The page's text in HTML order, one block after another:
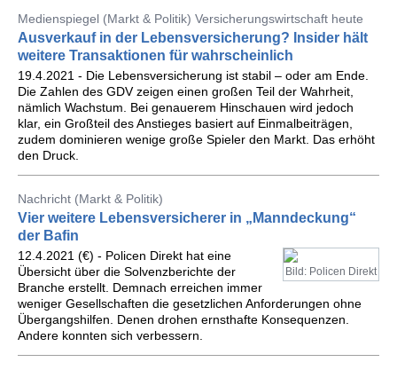
Medienspiegel (Markt & Politik) Versicherungswirtschaft heute
Ausverkauf in der Lebensversicherung? Insider hält
weitere Transaktionen für wahrscheinlich
19.4.2021 - Die Lebensversicherung ist stabil – oder am Ende.
Die Zahlen des GDV zeigen einen großen Teil der Wahrheit,
nämlich Wachstum. Bei genauerem Hinschauen wird jedoch
klar, ein Großteil des Anstieges basiert auf Einmalbeiträgen,
zudem dominieren wenige große Spieler den Markt. Das erhöht
den Druck.
Nachricht (Markt & Politik)
Vier weitere Lebensversicherer in „Manndeckung“
der Bafin
Bild: Policen Direkt
12.4.2021 (€) - Policen Direkt hat eine
Übersicht über die Solvenzberichte der
Branche erstellt. Demnach erreichen immer
weniger Gesellschaften die gesetzlichen Anforderungen ohne
Übergangshilfen. Denen drohen ernsthafte Konsequenzen.
Andere konnten sich verbessern.